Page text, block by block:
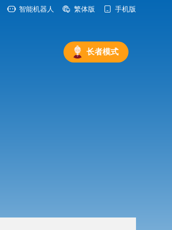
智能机器人 繁体版 手机版
长者模式